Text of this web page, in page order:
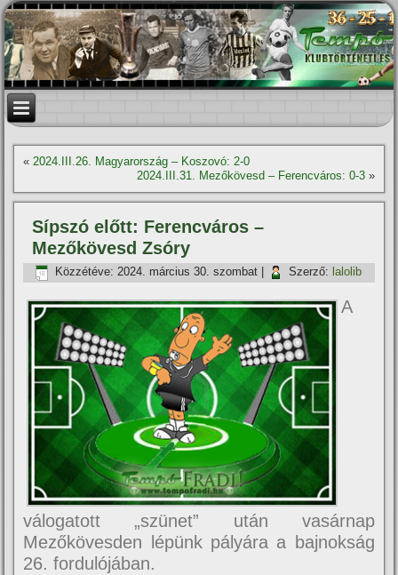
«2024.III.26. Magyarország – Koszovó: 2-0
2024.III.31. Mezőkövesd – Ferencváros: 0-3»
Sípszó előtt: Ferencváros –
Mezőkövesd Zsóry
Közzétéve: 2024. március 30. szombat Szerző: lalolib
A
válogatott „szünet” után vasárnap
Mezőkövesden lépünk pályára a bajnokság
26. fordulójában.